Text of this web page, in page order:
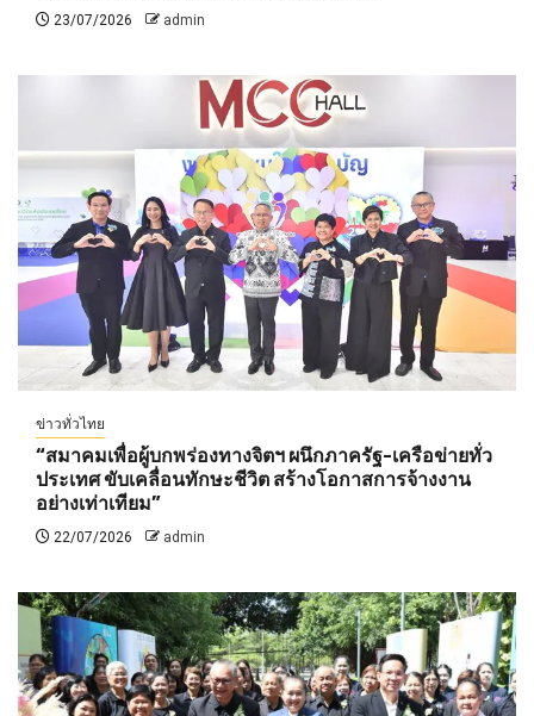
23/07/2026 admin
ข่าวทั่วไทย
“สมาคมเพื่อผู้บกพร่องทางจิตฯ ผนึกภาครัฐ-เครือข่ายทั่ว
ประเทศ ขับเคลื่อนทักษะชีวิต สร้างโอกาสการจ้างงาน
อย่างเท่าเทียม”
22/07/2026 admin